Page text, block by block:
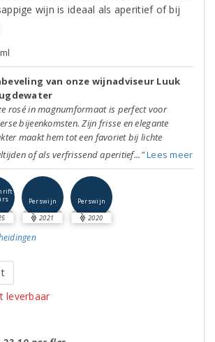
wijn is ideaal als aperitief of bij
van onze wijnadviseur Luuk
rosé in magnumformaat is perfect voor
bijeenkomsten. Zijn frisse en elegante
maakt hem tot een favoriet bij lichte
of als verfrissend aperitief..."Lees meer
Perswijn
2021
Perswijn
2020
leverbaar